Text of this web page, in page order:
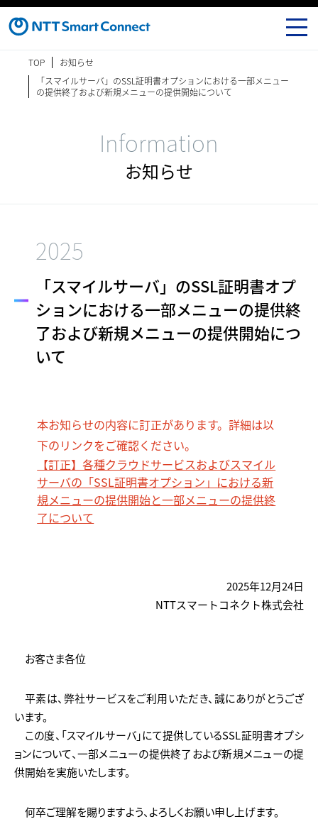
TOP
お知らせ
「スマイルサーバ」のSSL証明書オプションにおける一部メニュー
の提供終了および新規メニューの提供開始について
Information
お知らせ
2025
「スマイルサーバ」のSSL証明書オプ
ションにおける一部メニューの提供終
了および新規メニューの提供開始につ
いて
本お知らせの内容に訂正があります。詳細は以
下のリンクをご確認ください。
【訂正】各種クラウドサービスおよびスマイル
サーバの「SSL証明書オプション」における新
規メニューの提供開始と一部メニューの提供終
了について
2025年12月24日
NTTスマートコネクト株式会社
お客さま各位
平素は、弊社サービスをご利用いただき、誠にありがとうござ
います。
この度、「スマイルサーバ」にて提供しているSSL証明書オプシ
ョンについて、一部メニューの提供終了および新規メニューの提
供開始を実施いたします。
何卒ご理解を賜りますよう、よろしくお願い申し上げます。